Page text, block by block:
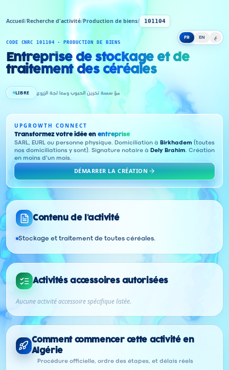
FR EN ع
Accueil/Recherche d'activité/Production de biens/ 101104
CODE CNRC 101104 · PRODUCTION DE BIENS
Entreprise de stockage et de
traitement des céréales
LIBRE مؤ سسة تخزين الحبوب ومعا لجة الزروع
UPGROWTH CONNECT
Transformez votre idée en entreprise
SARL, EURL ou personne physique. Domiciliation à Birkhadem (toutes
nos domiciliations y sont). Signature notaire à Dely Brahim. Création
en moins d'un mois.
DÉMARRER LA CRÉATION
Contenu de l'activité
Stockage et traitement de toutes céréales.
Activités accessoires autorisées
Aucune activité accessoire spécifique listée.
Comment commencer cette activité en
Algérie
Procédure officielle, ordre des étapes, et délais réels